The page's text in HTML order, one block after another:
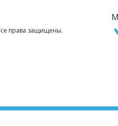
права защищены.